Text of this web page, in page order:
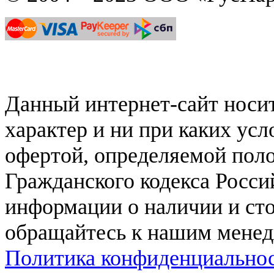
Данный интернет-сайт
характер и ни при каких
офертой, определяемой
Гражданского кодекса
информации о наличии и
обращайтесь к нашим
Политика